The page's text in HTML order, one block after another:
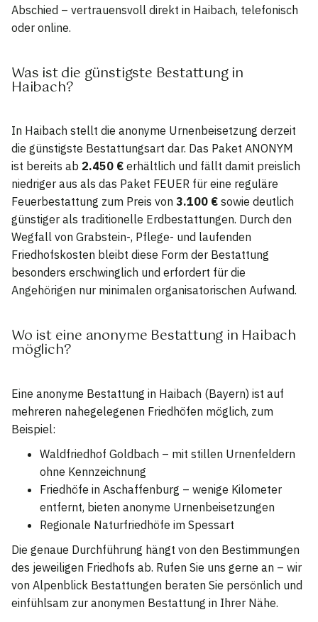
Abschied – vertrauensvoll direkt in Haibach, telefonisch
oder online.
Was ist die günstigste Bestattung in
Haibach?
In Haibach stellt die anonyme Urnenbeisetzung derzeit
die günstigste Bestattungsart dar. Das Paket ANONYM
ist bereits ab 2.450 € erhältlich und fällt damit preislich
niedriger aus als das Paket FEUER für eine reguläre
Feuerbestattung zum Preis von 3.100 € sowie deutlich
günstiger als traditionelle Erdbestattungen. Durch den
Wegfall von Grabstein-, Pflege- und laufenden
Friedhofskosten bleibt diese Form der Bestattung
besonders erschwinglich und erfordert für die
Angehörigen nur minimalen organisatorischen Aufwand.
Wo ist eine anonyme Bestattung in Haibach
möglich?
Eine anonyme Bestattung in Haibach (Bayern) ist auf
mehreren nahegelegenen Friedhöfen möglich, zum
Beispiel:
Waldfriedhof Goldbach – mit stillen Urnenfeldern
ohne Kennzeichnung
Friedhöfe in Aschaffenburg – wenige Kilometer
entfernt, bieten anonyme Urnenbeisetzungen
Regionale Naturfriedhöfe im Spessart
Die genaue Durchführung hängt von den Bestimmungen
des jeweiligen Friedhofs ab. Rufen Sie uns gerne an – wir
von Alpenblick Bestattungen beraten Sie persönlich und
einfühlsam zur anonymen Bestattung in Ihrer Nähe.